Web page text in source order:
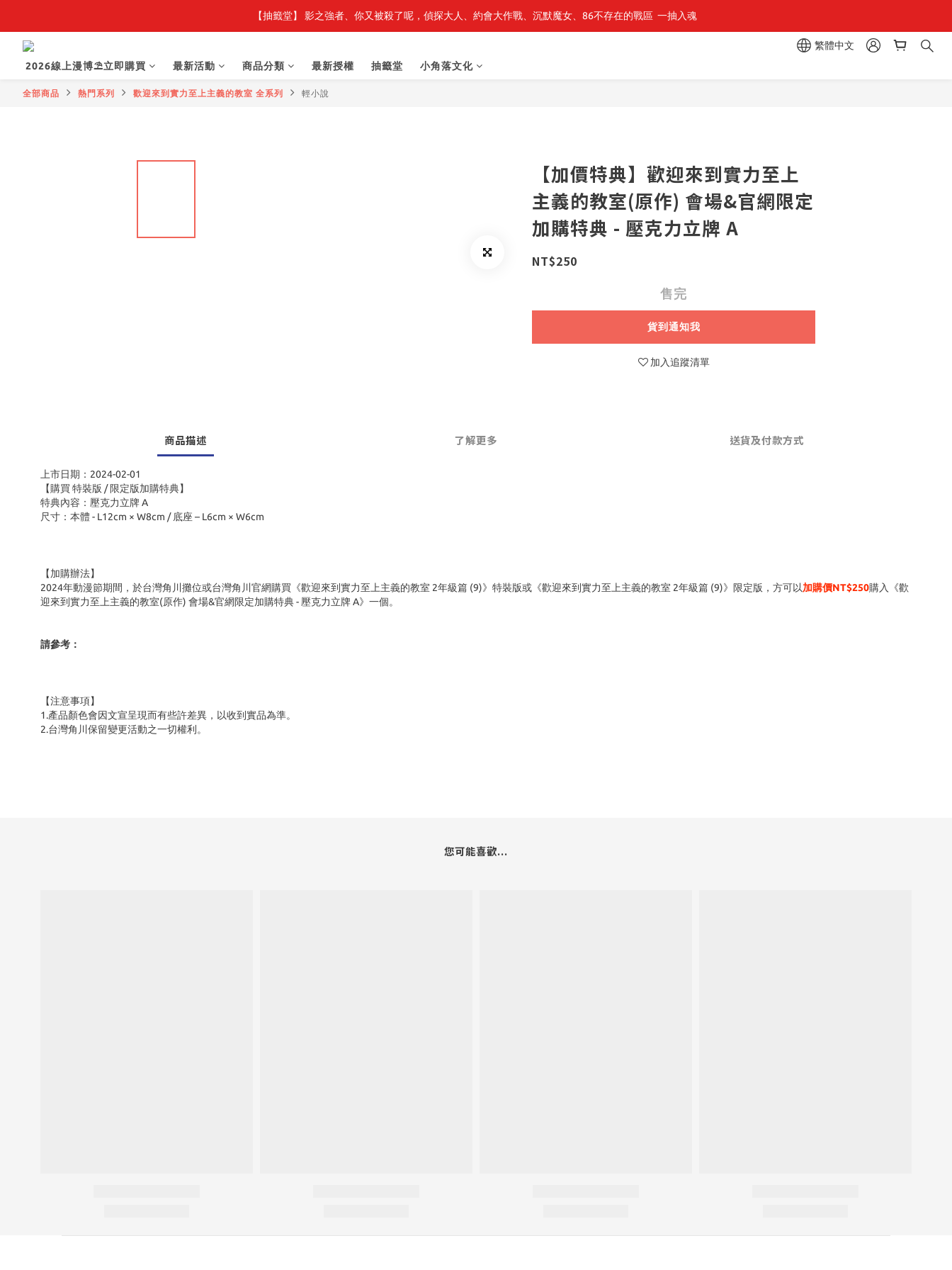
最新開賣🔥「全知讀者視角」 周邊商品
【抽籤堂】 影之強者、你又被殺了呢，偵探大人、約會大作戰、沉默魔女、86不存在的戰區  一抽入魂
繁體中文
2026線上漫博⛱️立即購買
最新活動 商品分類 最新授權 抽籤堂 小角落文化
全部商品 熱門系列 歡迎來到實力至上主義的教室 全系列 輕小說
【加價特典】歡迎來到實力至上
主義的教室(原作) 會場&官網限定
加購特典 - 壓克力立牌 A
NT$250
售完
貨到通知我
加入追蹤清單
商品描述 了解更多 送貨及付款方式
上市日期：2024-02-01
【購買 特裝版 / 限定版加購特典】
特典內容：壓克力立牌 A
尺寸：本體 - L12cm × W8cm / 底座 – L6cm × W6cm
【加購辦法】
2024年動漫節期間，於台灣角川攤位或台灣角川官網購買《歡迎來到實力至上主義的教室 2年級篇 (9)》特裝版或《歡迎來到實力至上主義的教室 2年級篇 (9)》限定版，方可以加購價NT$250購入《歡
迎來到實力至上主義的教室(原作) 會場&官網限定加購特典 - 壓克力立牌 A》一個。
請參考：
【注意事項】
1.產品顏色會因文宣呈現而有些許差異，以收到實品為準。
2.台灣角川保留變更活動之一切權利。
您可能喜歡...